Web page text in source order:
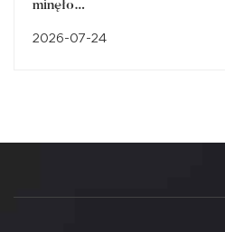
minęło…
2026-07-24